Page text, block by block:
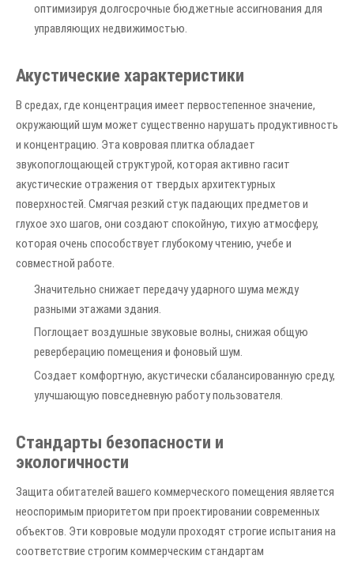
оптимизируя долгосрочные бюджетные ассигнования для
управляющих недвижимостью.
Акустические характеристики
В средах, где концентрация имеет первостепенное значение,
окружающий шум может существенно нарушать продуктивность
и концентрацию. Эта ковровая плитка обладает
звукопоглощающей структурой, которая активно гасит
акустические отражения от твердых архитектурных
поверхностей. Смягчая резкий стук падающих предметов и
глухое эхо шагов, они создают спокойную, тихую атмосферу,
которая очень способствует глубокому чтению, учебе и
совместной работе.
Значительно снижает передачу ударного шума между
разными этажами здания.
Поглощает воздушные звуковые волны, снижая общую
реверберацию помещения и фоновый шум.
Создает комфортную, акустически сбалансированную среду,
улучшающую повседневную работу пользователя.
Стандарты безопасности и
экологичности
Защита обитателей вашего коммерческого помещения является
неоспоримым приоритетом при проектировании современных
объектов. Эти ковровые модули проходят строгие испытания на
соответствие строгим коммерческим стандартам